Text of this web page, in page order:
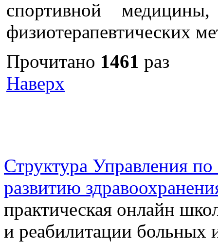
спортивной
физиотерапевтических
Прочитано 1461 раз
Наверх
Структура Управления
развитию
практическая онлайн
и реабилитации больных